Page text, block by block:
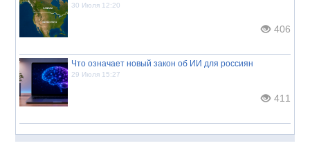
30 Июля 12:20
406
Что означает новый закон об ИИ для россиян
29 Июля 15:27
411